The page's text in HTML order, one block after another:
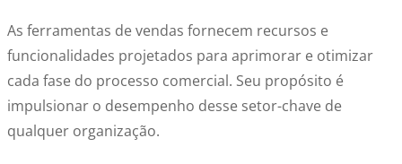
As ferramentas de vendas fornecem recursos e
funcionalidades projetados para aprimorar e otimizar
cada fase do processo comercial. Seu propósito é
impulsionar o desempenho desse setor-chave de
qualquer organização.